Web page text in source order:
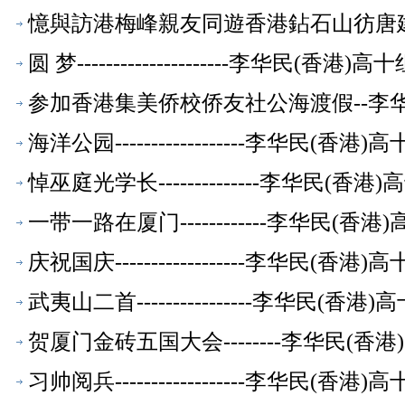
憶與訪港梅峰親友同遊香港鉆石山彷
萃】
圆 梦---------------------李华民(香港)高十
参加香港集美侨校侨友社公海渡假--李
海洋公园------------------李华民(香港)高
悼巫庭光学长--------------李华民(香港)
一带一路在厦门------------李华民(香港)
庆祝国庆------------------李华民(香港)高
武夷山二首----------------李华民(香港)高
贺厦门金砖五国大会--------李华民(香
习帅阅兵------------------李华民(香港)高